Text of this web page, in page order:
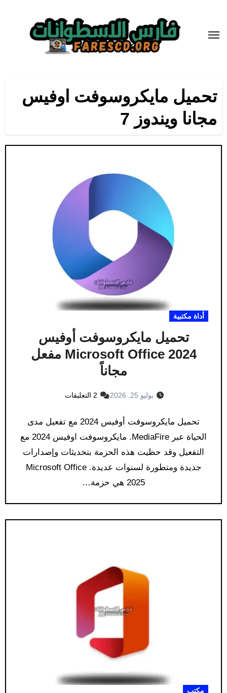
المحتوى
تحميل مايكروسوفت اوفيس
مجانا ويندوز 7
أداة مكتبية
تحميل مايكروسوفت أوفيس
Microsoft Office 2024 مفعل
مجاناً
يوليو 25, 2026 2 التعليقات
تحميل مايكروسوفت أوفيس 2024 مع تفعيل مدى
الحياة عبر MediaFire. مايكروسوفت اوفيس 2024 مع
التفعيل وقد حظيت هذه الحزمة بتحديثات وإصدارات
جديدة ومتطورة لسنوات عديدة. Microsoft Office
2025 هي حزمة…
مكتب